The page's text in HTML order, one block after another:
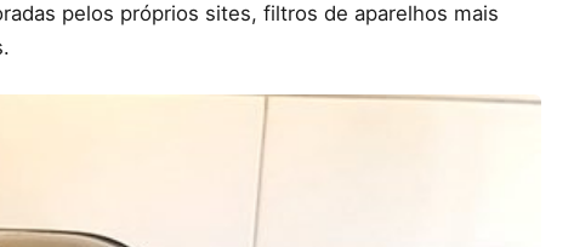
pelos próprios sites, filtros de aparelhos mais